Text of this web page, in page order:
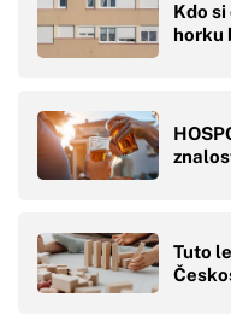
Kdo
horku
Tuto